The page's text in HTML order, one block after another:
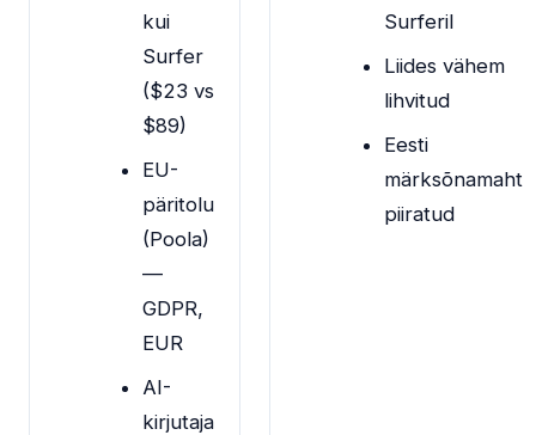
kui
Surfer
($23 vs
$89)
EU-
päritolu
(Poola)
—
GDPR,
EUR
AI-
kirjutaja
Surferil
Liides vähem
lihvitud
Eesti
märksõnamaht
piiratud